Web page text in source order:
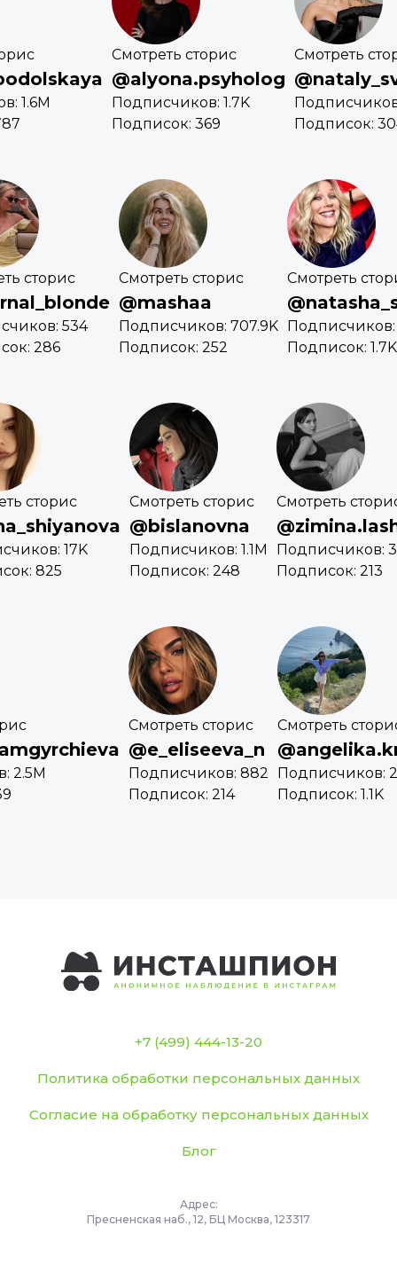
1.6M
Смотреть сторис
@alyona.psyholog
Подписчиков: 1.7K
Подписок: 369
Смотреть
Подписок:
сторис
534
286
Смотреть сторис
@mashaa
Подписчиков: 707.9K
Подписок: 252
Смотреть
Подписок: 1.7K
сторис
17K
825
Смотреть сторис
@bislanovna
Подписчиков: 1.1M
Подписок: 248
Смотреть
Подписчиков:
Подписок: 213
2.5M
Смотреть сторис
@e_eliseeva_n
Подписчиков: 882
Подписок: 214
Смотреть
Подписчиков:
Подписок: 1.1K
+7 (499) 444-13-20
Политика обработки персональных данных
Согласие на обработку персональных данных
Блог
Адрес:
Пресненская наб., 12, БЦ Москва, 123317